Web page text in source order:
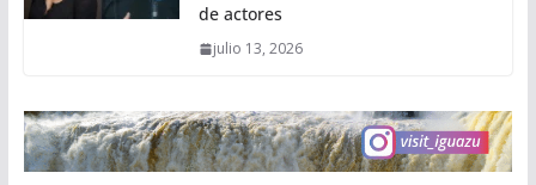
de actores
julio 13, 2026